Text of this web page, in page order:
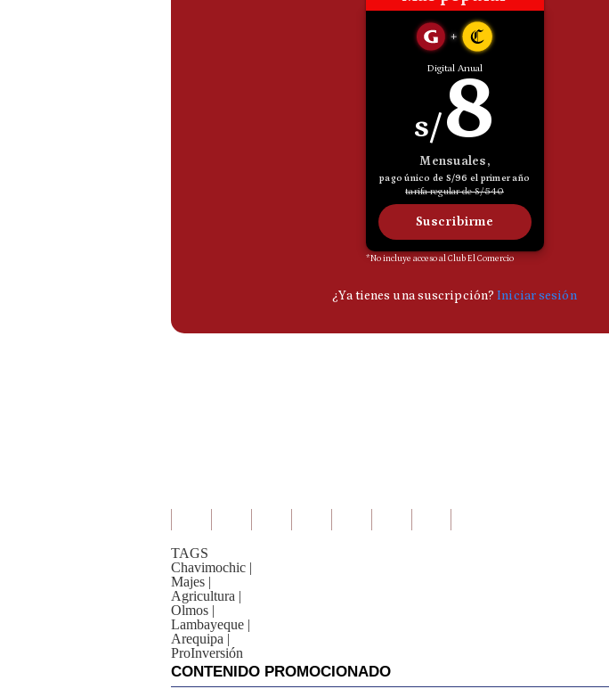
TAGS
Chavimochic |
Majes |
Agricultura |
Olmos |
Lambayeque |
Arequipa |
ProInversión